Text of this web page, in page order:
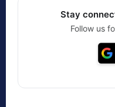
Stay
Follow us